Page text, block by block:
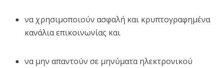
να χρησιμοποιούν ασφαλή και κρυπτογραφημένα
κανάλια επικοινωνίας και
να μην απαντούν σε μηνύματα ηλεκτρονικού